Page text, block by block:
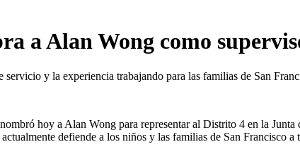
a Alan Wong como
y la experiencia trabajando para las familias de San
hoy a Alan Wong para representar al Distrito 4 en la
defiende a los niños y las familias de San Francisco